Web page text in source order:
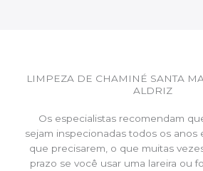
LIMPEZA DE CHAMINÉ SANTA
ALDRIZ
Os especialistas recomendam
sejam inspecionadas todos os anos
que precisarem, o que muitas
prazo se você usar uma lareira ou